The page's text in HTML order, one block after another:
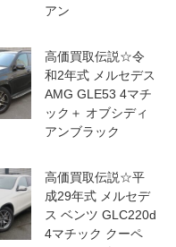
アン
高価買取伝説☆令
和2年式 メルセデス
AMG GLE53 4マチ
ック＋ オブシディ
アンブラック
高価買取伝説☆平
成29年式 メルセデ
ス ベンツ GLC220d
4マチック クーペ